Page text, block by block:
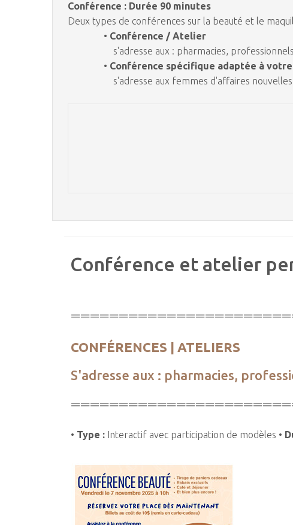
Conférence : Durée 90 minutes
Deux types de conférences sur la beauté et le
• Conférence / Atelier
s'adresse aux : pharmacies,
• Conférence spécifique adaptée à
s'adresse aux femmes d'affaires
Conférence et atelier
CONFÉRENCES | ATELIERS
S'adresse aux : pharmacies,
• Type : Interactif avec participation de modèles •